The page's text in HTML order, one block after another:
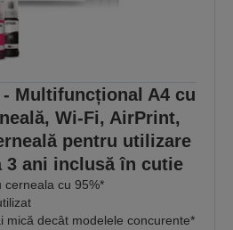
- Multifuncțional A4 cu
Wi-Fi, AirPrint,
pentru utilizare
3 ani inclusă în cutie
cerneala cu 95%*
mică decât modelele concurente*